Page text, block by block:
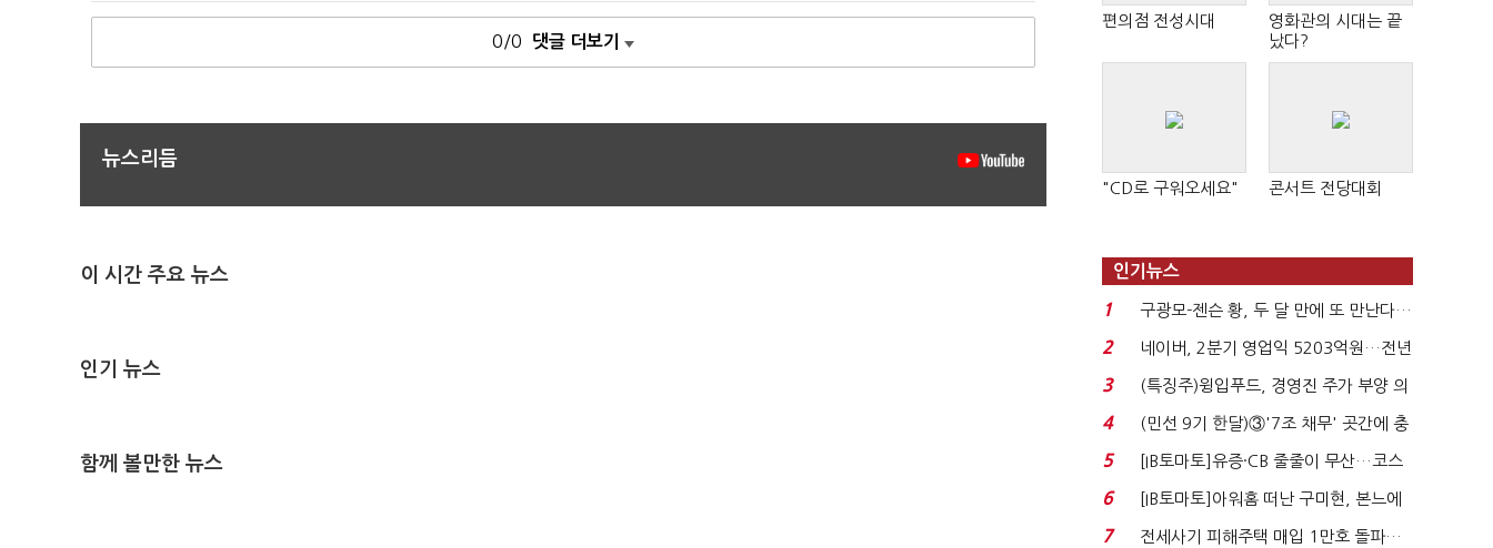
0/0 댓글 더보기
뉴스리듬
이 시간 주요 뉴스
인기 뉴스
함께 볼만한 뉴스
편의점 전성시대
영화관의 시대는 끝
났다?
"CD로 구워오세요" 콘서트 전당대회
인기뉴스
1
구광모-젠슨 황, 두 달 만에 또 만난다…
로봇·AI 등 논...
2
네이버, 2분기 영업익 5203억원…전년
비 0.2% 감소...
3
(특징주)윙입푸드, 경영진 주가 부양 의
지에 상한가...
4
(민선 9기 한달)③'7조 채무' 곳간에 충
격…추미애, 20년...
5
[IB토마토]유증·CB 줄줄이 무산…코스
닥 벌점 급증에 ...
6
[IB토마토]아워홈 떠난 구미현, 본느에
340억 베팅…가...
7 전세사기 피해주택 매입 1만호 돌파…